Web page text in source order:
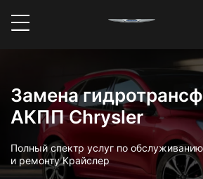
Замена
АКПП Chrysler
Полный спектр услуг по
и ремонту Крайслер